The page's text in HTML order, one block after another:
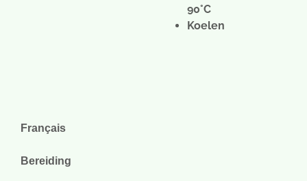
90°C
Koelen
Français
Bereiding